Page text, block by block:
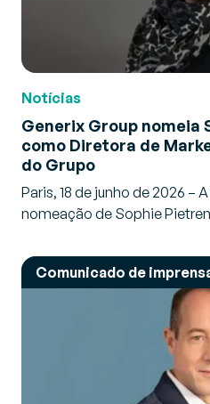
Notícias
Generix Group nomeia
como Diretora de
do Grupo
Paris, 18 de junho de 2026 –
nomeação de Sophie
Comunicado de